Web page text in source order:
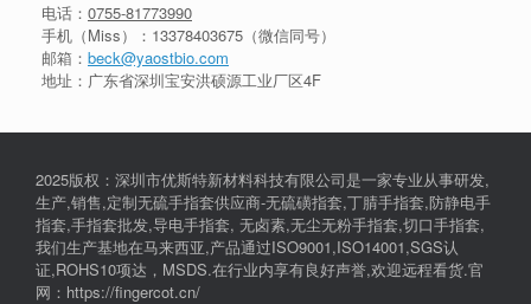
电话： 0755-81773990
手机（Miss）： 13378403675 （微信同号）
邮箱： beck@yaostbio.com
地址：广东省深圳宝安洪硕源工业厂区4F
2025版权：深圳市优斯特新材料科技有限公司是一家专业从事研发,
生产,销售,定制无硫手指套供应商-无硫磺指套,丁腈手指套,防静电手
指套,手指套批发,导电手指套, 无卤素,无尘无粉手指套,切口手指套,
我们生产基地在马来西亚,产品通过ISO9001,ISO14001,SGS认
证,ROHS10项达，MSDS.在行业内享有良好声誉,欢迎远程看货.官
网：https://fingercot.cn/